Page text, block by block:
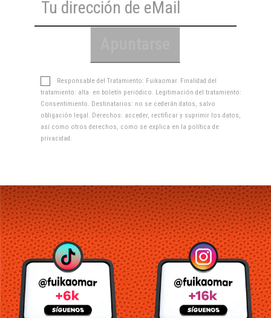
Responsable del Tratamiento: Fuikaomar. Finalidad del
tratamiento: alta en boletín periódico. Legitimación del tratamiento:
Consentimiento. Destinatarios: no se cederán datos, salvo
obligación legal. Derechos: acceder, rectificar y suprimir los datos,
así como otros derechos, como se explica en la política de
privacidad.